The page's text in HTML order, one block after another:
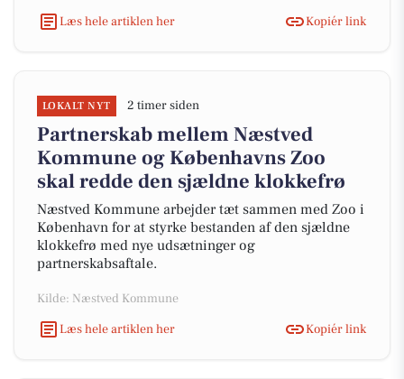
Læs hele artiklen her
Kopiér link
LOKALT NYT 2 timer siden
Partnerskab mellem Næstved
Kommune og Københavns Zoo
skal redde den sjældne klokkefrø
Næstved Kommune arbejder tæt sammen med Zoo i
København for at styrke bestanden af den sjældne
klokkefrø med nye udsætninger og
partnerskabsaftale.
Kilde: Næstved Kommune
Læs hele artiklen her
Kopiér link